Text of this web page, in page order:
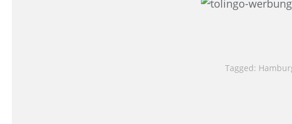
Tagged: